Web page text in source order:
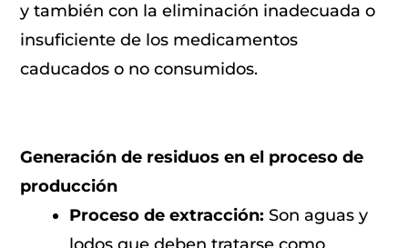
y también con la eliminación inadecuada o
insuficiente de los medicamentos
caducados o no consumidos.
Generación de residuos en el proceso de
producción
Proceso de extracción: Son aguas y